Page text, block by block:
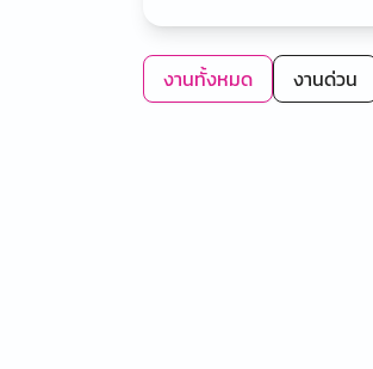
งานทั้งหมด งานด่วน